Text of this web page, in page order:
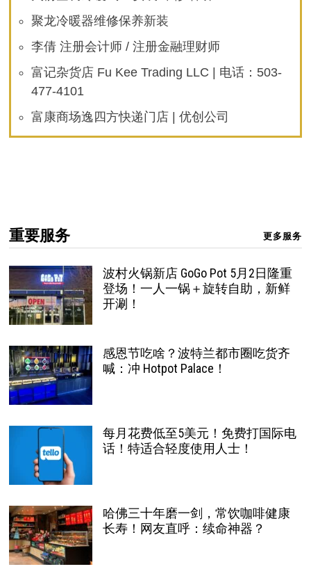
聚龙冷暖器维修保养新装
李倩 注册会计师 / 注册金融理财师
富记杂货店 Fu Kee Trading LLC | 电话：503-
477-4101
富康商场逸四方快递门店 | 优创公司
重要服务 更多服务
波村火锅新店 GoGo Pot 5月2日隆重
登场！一人一锅＋旋转自助，新鲜
开涮！
感恩节吃啥？波特兰都市圈吃货齐
喊：冲 Hotpot Palace！
每月花费低至5美元！免费打国际电
话！特适合轻度使用人士！
哈佛三十年磨一剑，常饮咖啡健康
长寿！网友直呼：续命神器？